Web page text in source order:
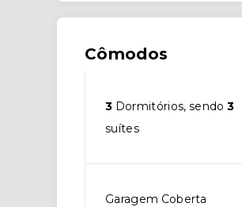
Cômodos
3 Dormitórios, sendo3
suítes
Garagem Coberta